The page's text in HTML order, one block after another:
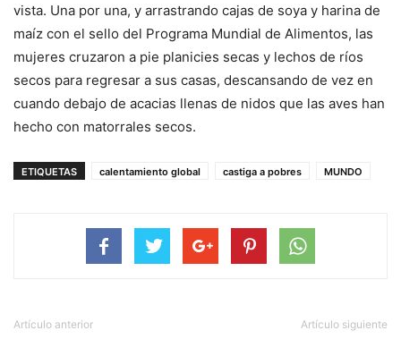
vista. Una por una, y arrastrando cajas de soya y harina de
maíz con el sello del Programa Mundial de Alimentos, las
mujeres cruzaron a pie planicies secas y lechos de ríos
secos para regresar a sus casas, descansando de vez en
cuando debajo de acacias llenas de nidos que las aves han
hecho con matorrales secos.
ETIQUETAS calentamiento global castiga a pobres MUNDO
Artículo anterior Artículo siguiente